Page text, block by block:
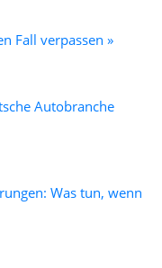
Fall verpassen »
Autobranche
Was tun, wenn